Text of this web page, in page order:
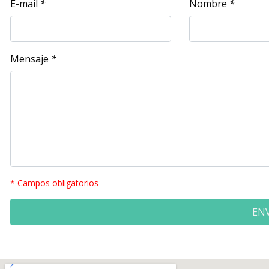
E-mail * Nombre *
Mensaje *
* Campos obligatorios